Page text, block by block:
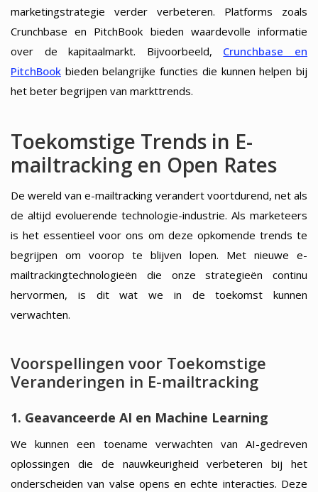
marketingstrategie verder verbeteren. Platforms zoals
Crunchbase en PitchBook bieden waardevolle informatie
over de kapitaalmarkt. Bijvoorbeeld, Crunchbase en
PitchBook bieden belangrijke functies die kunnen helpen bij
het beter begrijpen van markttrends.
Toekomstige Trends in E-
mailtracking en Open Rates
De wereld van e-mailtracking verandert voortdurend, net als
de altijd evoluerende technologie-industrie. Als marketeers
is het essentieel voor ons om deze opkomende trends te
begrijpen om voorop te blijven lopen. Met nieuwe e-
mailtrackingtechnologieën die onze strategieën continu
hervormen, is dit wat we in de toekomst kunnen
verwachten.
Voorspellingen voor Toekomstige
Veranderingen in E-mailtracking
1. Geavanceerde AI en Machine Learning
We kunnen een toename verwachten van AI-gedreven
oplossingen die de nauwkeurigheid verbeteren bij het
onderscheiden van valse opens en echte interacties. Deze